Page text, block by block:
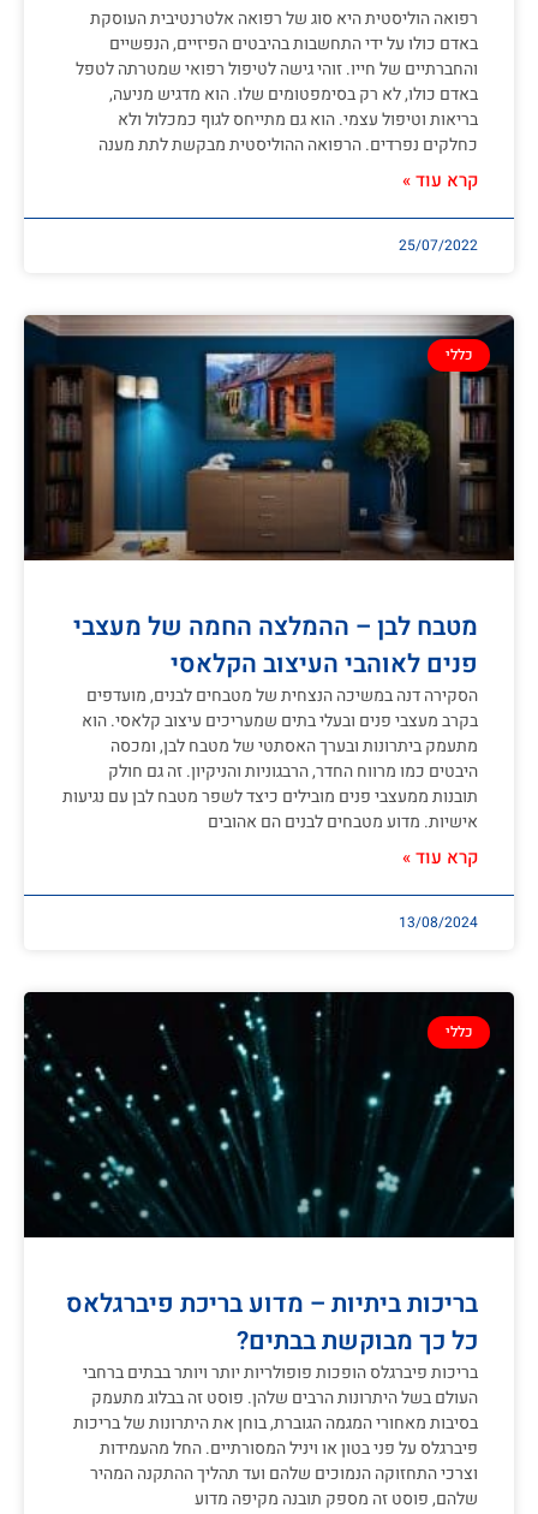
רפואה הוליסטית היא סוג של רפואה אלטרנטיבית העוסקת
באדם כולו על ידי התחשבות בהיבטים הפיזיים, הנפשיים
והחברתיים של חייו. זוהי גישה לטיפול רפואי שמטרתה לטפל
באדם כולו, לא רק בסימפטומים שלו. הוא מדגיש מניעה,
בריאות וטיפול עצמי. הוא גם מתייחס לגוף כמכלול ולא
כחלקים נפרדים. הרפואה ההוליסטית מבקשת לתת מענה
קרא עוד »
25/07/2022
כללי
מטבח לבן – ההמלצה החמה של מעצבי
פנים לאוהבי העיצוב הקלאסי
הסקירה דנה במשיכה הנצחית של מטבחים לבנים, מועדפים
בקרב מעצבי פנים ובעלי בתים שמעריכים עיצוב קלאסי. הוא
מתעמק ביתרונות ובערך האסתטי של מטבח לבן, ומכסה
היבטים כמו מרווח החדר, הרבגוניות והניקיון. זה גם חולק
תובנות ממעצבי פנים מובילים כיצד לשפר מטבח לבן עם נגיעות
אישיות. מדוע מטבחים לבנים הם אהובים
קרא עוד »
13/08/2024
כללי
בריכות ביתיות – מדוע בריכת פיברגלאס
כל כך מבוקשת בבתים?
בריכות פיברגלס הופכות פופולריות יותר ויותר בבתים ברחבי
העולם בשל היתרונות הרבים שלהן. פוסט זה בבלוג מתעמק
בסיבות מאחורי המגמה הגוברת, בוחן את היתרונות של בריכות
פיברגלס על פני בטון או ויניל המסורתיים. החל מהעמידות
וצרכי התחזוקה הנמוכים שלהם ועד תהליך ההתקנה המהיר
שלהם, פוסט זה מספק תובנה מקיפה מדוע